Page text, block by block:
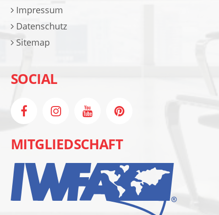
Impressum
Datenschutz
Sitemap
SOCIAL
MITGLIEDSCHAFT